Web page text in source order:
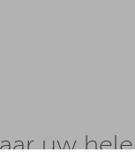
uw